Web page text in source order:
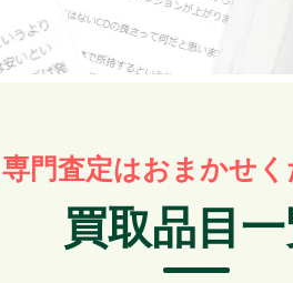
専門査定はおまかせ
買取品目